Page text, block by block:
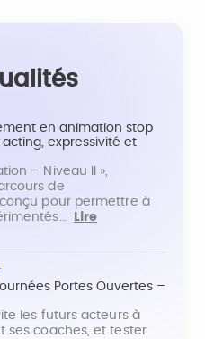
en animation stop
expressivité et
– Niveau II »,
de
pour permettre à
Lire
Portes Ouvertes –
les futurs acteurs à
ses coaches, et tester